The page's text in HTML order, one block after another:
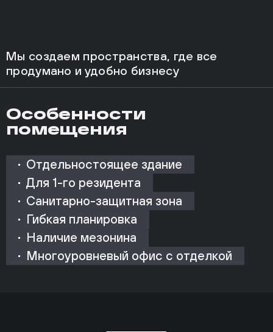
Мы создаем пространства, где все
продумано и удобно бизнесу
Особенности
помещения
Отдельностоящее здание
Для 1-го резидента
Санитарно-защитная зона
Гибкая планировка
Наличие мезонина
Многоуровневый офис с отделкой